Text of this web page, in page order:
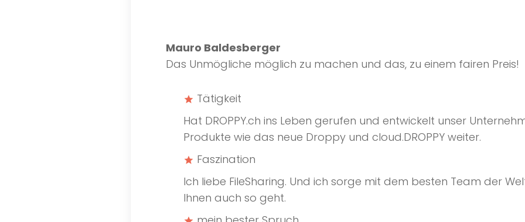
Mauro Baldesberger
Das Unmögliche möglich zu machen und das, zu einem fairen Preis!
star Tätigkeit
Hat DROPPY.ch ins Leben gerufen und entwickelt unser
Produkte wie das neue Droppy und cloud.DROPPY weiter.
star Faszination
Ich liebe FileSharing. Und ich sorge mit dem besten Team der
Ihnen auch so geht.